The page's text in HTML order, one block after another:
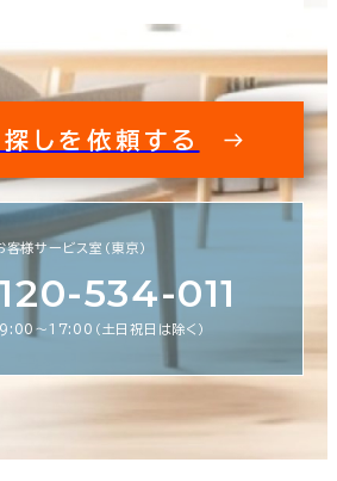
しを依頼する
客様サービス室（東京）
534-011
9:00〜17:00（土日祝日は除く）